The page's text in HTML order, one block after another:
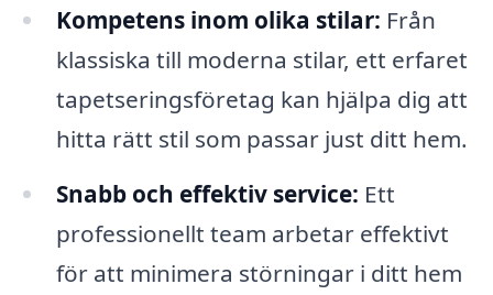
Kompetens inom olika stilar: Från
klassiska till moderna stilar, ett erfaret
tapetseringsföretag kan hjälpa dig att
hitta rätt stil som passar just ditt hem.
Snabb och effektiv service: Ett
professionellt team arbetar effektivt
för att minimera störningar i ditt hem